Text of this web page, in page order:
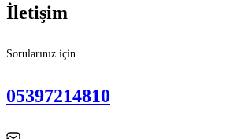
İletişim
Sorularınız için
05397214810